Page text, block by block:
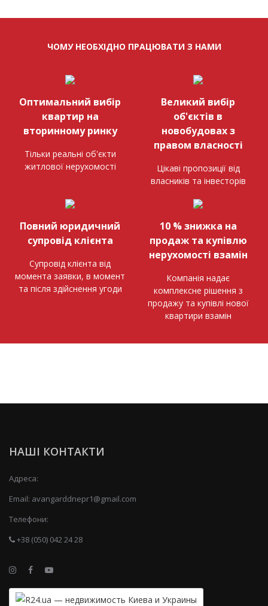
ЧОМУ НЕОБХІДНО ПРАЦЮВАТИ З НАМИ
Оптимальний вибір
квартир на
вторинному ринку
Тільки реальні об'єкти
житлової нерухомості
Великий вибір
об'єктів в
новобудовах з
правом власності
Цікаві пропозиції від
власників та інвесторів
Повний юридичний
супровід клієнта
Супровід клієнта від
момента заявки, в момент
та після здійснення угоди
10 % знижка на
продаж та купівлю
нерухомості взамін
Компанія надає
комплексне рішення з
продажу та купівлі нової
квартири взамін
НАШІ КОНТАКТИ
Адреса:
Email: avangarddnepr1@gmail.com
Телефони:
+38 (050) 042 24 28